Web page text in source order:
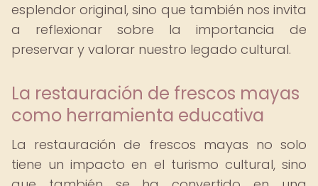
esplendor original, sino que también nos invita
a reflexionar sobre la importancia de
preservar y valorar nuestro legado cultural.
La restauración de frescos mayas
como herramienta educativa
La restauración de frescos mayas no solo
tiene un impacto en el turismo cultural, sino